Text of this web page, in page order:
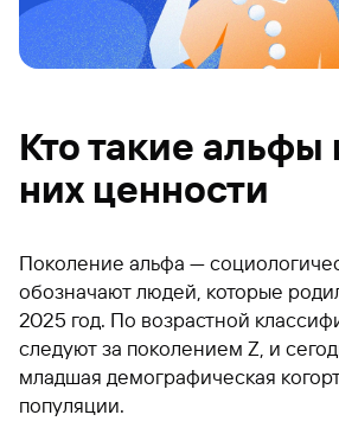
Кто такие альфы
них ценности
Поколение альфа —
обозначают людей, которые
2025 год. По возрастной
следуют за поколением Z, и
младшая демографическая
популяции.